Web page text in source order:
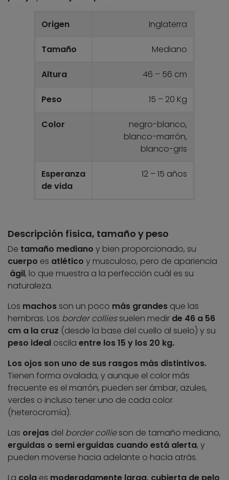
Origen Inglaterra
Tamaño Mediano
Altura 46 – 56 cm
Peso 15 – 20 Kg
Color
negro-blanco,
blanco-marrón,
blanco-gris
Esperanza
de vida
12 – 15 años
Descripción física, tamaño y peso
De tamaño mediano y bien proporcionado, su
cuerpo es atlético y musculoso, pero de apariencia
ágil, lo que muestra a la perfección cuál es su
naturaleza.
Los machos son un poco más grandes que las
hembras. Los border colliessuelen medir de 46 a 56
cm a la cruz (desde la base del cuello al suelo) y su
peso ideal oscila entre los 15 y los 20 kg.
Los ojos son uno de sus rasgos más distintivos.
Tienen forma ovalada, y aunque el color más
frecuente es el marrón, pueden ser ámbar, azules,
verdes o incluso tener uno de cada color
(heterocromía).
Las orejas del border collieson de tamaño mediano,
erguidas o semi erguidas cuando está alerta, y
pueden moverse hacia adelante o hacia atrás.